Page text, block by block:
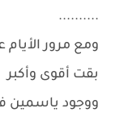
..........
ومع مرور
بقت أقوى وأكبر
ووجود ياسمين